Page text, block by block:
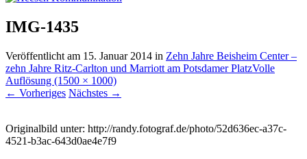
IMG-1435
Veröffentlicht am 15. Januar 2014 in Zehn Jahre Beisheim Center –
zehn Jahre Ritz-Carlton und Marriott am Potsdamer PlatzVolle
Auflösung (1500 × 1000)
← Vorheriges Nächstes →
Originalbild unter: http://randy.fotograf.de/photo/52d636ec-a37c-
4521-b3ac-643d0ae4e7f9